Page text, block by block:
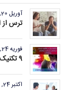
آوریل 20, 2024
ترس از
فوریه 24, 2024
9 تکنیک برتر در مشاوره ازدواج
اکتبر 24, 2022